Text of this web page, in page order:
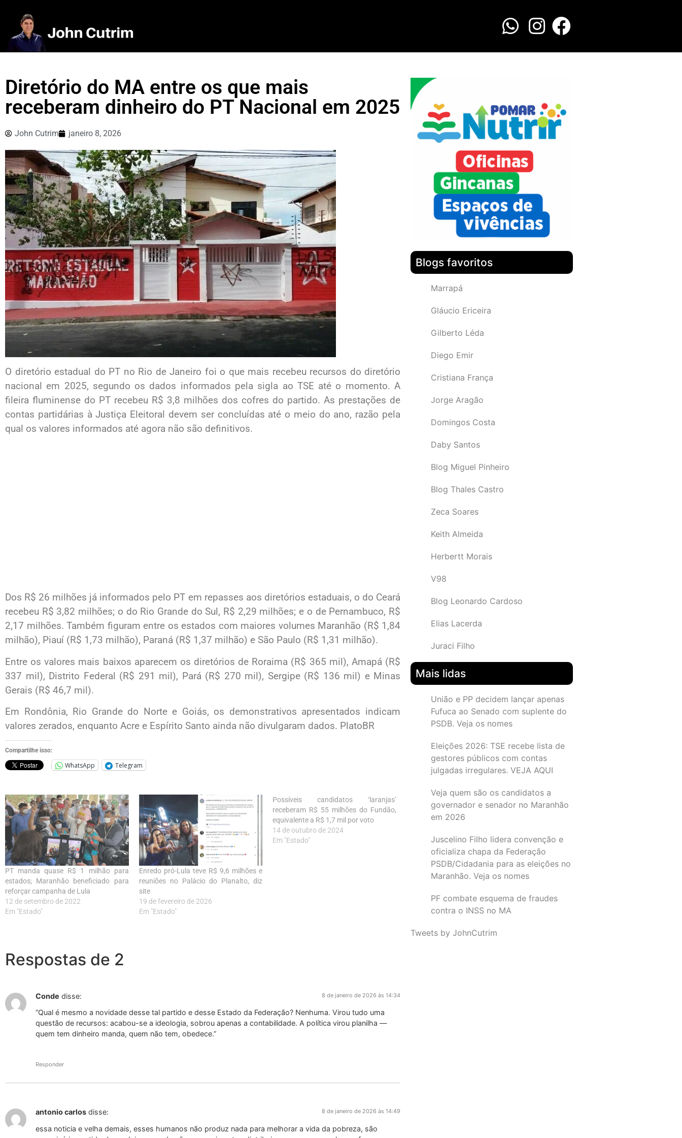
Diretório do MA entre os que mais
receberam dinheiro do PT Nacional em 2025
John Cutrim janeiro 8, 2026
O diretório estadual do PT no Rio de Janeiro foi o que mais recebeu recursos do diretório
nacional em 2025, segundo os dados informados pela sigla ao TSE até o momento. A
fileira fluminense do PT recebeu R$ 3,8 milhões dos cofres do partido. As prestações de
contas partidárias à Justiça Eleitoral devem ser concluídas até o meio do ano, razão pela
qual os valores informados até agora não são definitivos.
Dos R$ 26 milhões já informados pelo PT em repasses aos diretórios estaduais, o do Ceará
recebeu R$ 3,82 milhões; o do Rio Grande do Sul, R$ 2,29 milhões; e o de Pernambuco, R$
2,17 milhões. Também figuram entre os estados com maiores volumes Maranhão (R$ 1,84
milhão), Piauí (R$ 1,73 milhão), Paraná (R$ 1,37 milhão) e São Paulo (R$ 1,31 milhão).
Entre os valores mais baixos aparecem os diretórios de Roraima (R$ 365 mil), Amapá (R$
337 mil), Distrito Federal (R$ 291 mil), Pará (R$ 270 mil), Sergipe (R$ 136 mil) e Minas
Gerais (R$ 46,7 mil).
Em Rondônia, Rio Grande do Norte e Goiás, os demonstrativos apresentados indicam
valores zerados, enquanto Acre e Espírito Santo ainda não divulgaram dados. PlatoBR
Compartilhe isso:
WhatsApp Telegram
PT manda quase R$ 1 milhão para
estados; Maranhão beneficiado para
reforçar campanha de Lula
12 de setembro de 2022
Em "Estado"
Enredo pró-Lula teve R$ 9,6 milhões e
reuniões no Palácio do Planalto, diz
site
19 de fevereiro de 2026
Em "Estado"
Possíveis candidatos ‘laranjas’
receberam R$ 55 milhões do Fundão,
equivalente a R$ 1,7 mil por voto
14 de outubro de 2024
Em "Estado"
Respostas de 2
Conde disse: 8 de janeiro de 2026 às 14:34
“Qual é mesmo a novidade desse tal partido e desse Estado da Federação? Nenhuma. Virou tudo uma
questão de recursos: acabou-se a ideologia, sobrou apenas a contabilidade. A política virou planilha —
quem tem dinheiro manda, quem não tem, obedece.”
Responder
antonio carlos disse: 8 de janeiro de 2026 às 14:49
essa noticia e velha demais, esses humanos não produz nada para melhorar a vida da pobreza, são
Blogs favoritos
Marrapá
Gláucio Ericeira
Gilberto Léda
Diego Emir
Cristiana França
Jorge Aragão
Domingos Costa
Daby Santos
Blog Miguel Pinheiro
Blog Thales Castro
Zeca Soares
Keith Almeida
Herbertt Morais
V98
Blog Leonardo Cardoso
Elias Lacerda
Juraci Filho
Mais lidas
União e PP decidem lançar apenas
Fufuca ao Senado com suplente do
PSDB. Veja os nomes
Eleições 2026: TSE recebe lista de
gestores públicos com contas
julgadas irregulares. VEJA AQUI
Veja quem são os candidatos a
governador e senador no Maranhão
em 2026
Juscelino Filho lidera convenção e
oficializa chapa da Federação
PSDB/Cidadania para as eleições no
Maranhão. Veja os nomes
PF combate esquema de fraudes
contra o INSS no MA
Tweets by JohnCutrim